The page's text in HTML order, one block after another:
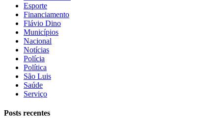
Esporte
Financiamento
Flávio Dino
Municípios
Nacional
Notícias
Polícia
Política
São Luis
Saúde
Serviço
Posts recentes